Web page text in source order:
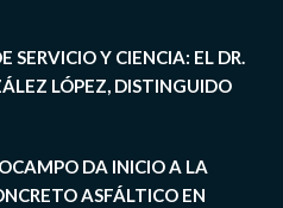
SERVICIO Y CIENCIA: EL DR.
LÓPEZ, DISTINGUIDO
DA INICIO A LA
ASFÁLTICO EN